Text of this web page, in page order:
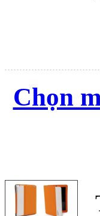
Chọn